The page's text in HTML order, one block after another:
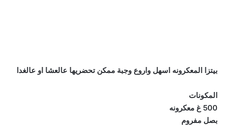
بيتزا المعكرونه اسهل واروع وجبة ممكن تحضريها عالعشا او عالغدا
المكونات
500 غ معكرونه
بصل مفروم